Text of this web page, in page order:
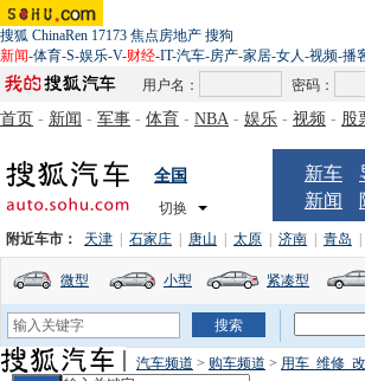
搜狐 ChinaRen 17173 焦点房地产 搜狗
新闻-体育-S-娱乐-V-财经-IT-汽车-房产-家居-女人-视频-播
用户名：
密码：
首页 - 新闻 - 军事 - 体育 - NBA - 娱乐 - 视频 - 股
全国
切换
新车
新闻
附近车市： 天津 石家庄 唐山 太原 济南 青岛
微型 小型 紧凑型
汽车频道 > 购车频道 > 用车_维修_